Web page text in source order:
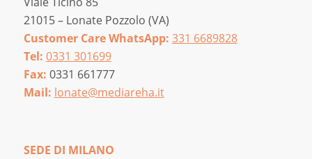
21015 – Lonate Pozzolo (VA)
Customer Care WhatsApp: 331 6689828
Tel: 0331 301699
Fax: 0331 661777
Mail: lonate@mediareha.it
SEDE DI MILANO